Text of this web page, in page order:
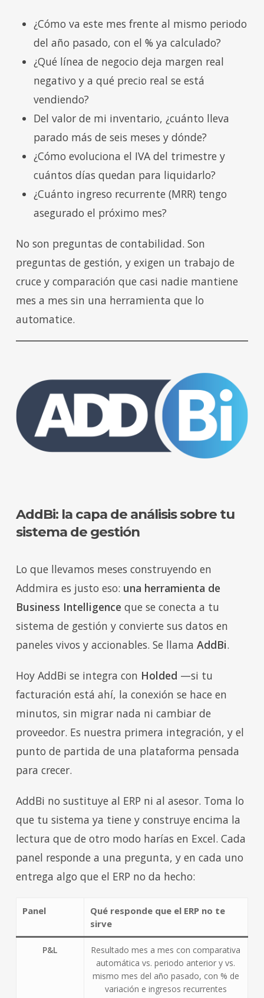
¿Cómo va este mes frente al mismo periodo
del año pasado, con el % ya calculado?
¿Qué línea de negocio deja margen real
negativo y a qué precio real se está
vendiendo?
Del valor de mi inventario, ¿cuánto lleva
parado más de seis meses y dónde?
¿Cómo evoluciona el IVA del trimestre y
cuántos días quedan para liquidarlo?
¿Cuánto ingreso recurrente (MRR) tengo
asegurado el próximo mes?
No son preguntas de contabilidad. Son
preguntas de gestión, y exigen un trabajo de
cruce y comparación que casi nadie mantiene
mes a mes sin una herramienta que lo
automatice.
AddBi: la capa de análisis sobre tu
sistema de gestión
Lo que llevamos meses construyendo en
Addmira es justo eso: una herramienta de
Business Intelligence que se conecta a tu
sistema de gestión y convierte sus datos en
paneles vivos y accionables. Se llama AddBi.
Hoy AddBi se integra con Holded —si tu
facturación está ahí, la conexión se hace en
minutos, sin migrar nada ni cambiar de
proveedor. Es nuestra primera integración, y el
punto de partida de una plataforma pensada
para crecer.
AddBi no sustituye al ERP ni al asesor. Toma lo
que tu sistema ya tiene y construye encima la
lectura que de otro modo harías en Excel. Cada
panel responde a una pregunta, y en cada uno
entrega algo que el ERP no da hecho:
Panel
Qué responde que el ERP no te
sirve
P&L
Resultado mes a mes con comparativa
automática vs. periodo anterior y vs.
mismo mes del año pasado, con % de
variación e ingresos recurrentes